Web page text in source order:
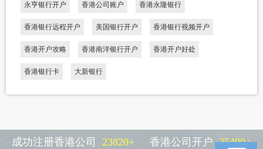
永亨银行开户 香港公司账户 香港永隆银行
香港银行远程开户 美国银行开户 香港银行视频开户
香港开户攻略 香港南洋银行开户 香港开户好处
香港银行卡 大新银行
成功注册香港公司 23820+ 香港公司开户 25400+